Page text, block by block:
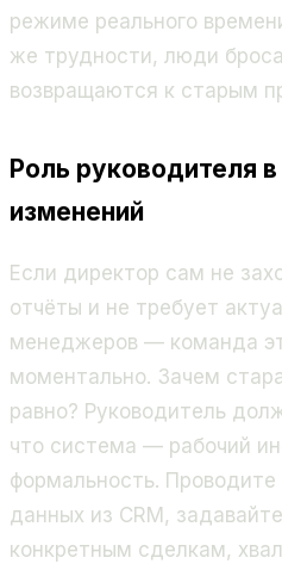
режиме реального
же трудности, люди
возвращаются к старым
Роль руководителя
изменений
Если директор сам не
отчёты и не требует
менеджеров — команда
моментально. Зачем
равно? Руководитель
что система — рабочий
формальность. Проводите
данных из CRM,
конкретным сделкам,